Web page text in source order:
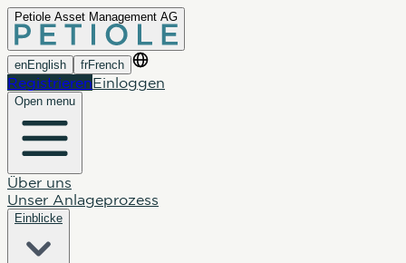
Petiole Asset Management AG
enEnglish frFrench
RegistrierenEinloggen
Open menu
Über uns
Unser Anlageprozess
Einblicke